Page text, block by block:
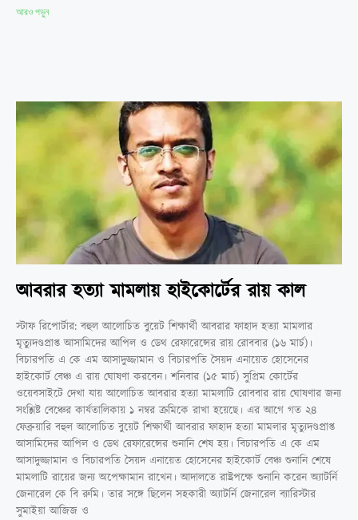
আরও পড়ুন
আবরার হত্যা মামলায় হাইকোর্টের রায় কাল
স্টাফ রিপোর্টার: বহুল আলোচিত বুয়েট শিক্ষার্থী আবরার ফাহাদ হত্যা মামলার
মৃত্যুদণ্ডপ্রাপ্ত আসামিদের আপিল ও ডেথ রেফারেন্সের রায় রোববার (১৬ মার্চ)।
বিচারপতি এ কে এম আসাদুজ্জামান ও বিচারপতি সৈয়দ এনায়েত হোসেনের
হাইকোর্ট বেঞ্চ এ রায় ঘোষণা করবেন। শনিবার (১৫ মার্চ) সুপ্রিম কোর্টের
ওয়েবসাইটে দেখা যায় আলোচিত আবরার হত্যা মামলাটি রোববার রায় ঘোষণার জন্য
সংশ্লিষ্ট বেঞ্চের কার্যতালিকায় ১ নম্বর ক্রমিকে রাখা হয়েছে। এর আগে গত ২৪
ফেব্রুয়ারি বহুল আলোচিত বুয়েট শিক্ষার্থী আবরার ফাহাদ হত্যা মামলার মৃত্যুদণ্ডপ্রাপ্ত
আসামিদের আপিল ও ডেথ রেফারেন্সের শুনানি শেষ হয়। বিচারপতি এ কে এম
আসাদুজ্জামান ও বিচারপতি সৈয়দ এনায়েত হোসেনের হাইকোর্ট বেঞ্চ শুনানি শেষে
মামলাটি রায়ের জন্য অপেক্ষামান রাখেন। আদালতে রাষ্ট্রপক্ষে শুনানি করেন অ্যাটর্নি
জেনারেল কে বি রুমি। তার সঙ্গে ছিলেন সহকারী অ্যাটর্নি জেনারেল ব্যারিস্টার
সুমাইয়া আজিজ ও